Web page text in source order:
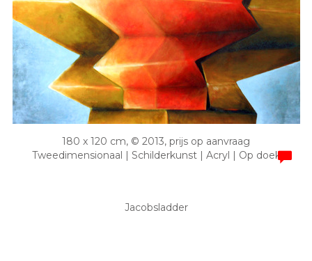
180 x 120 cm, © 2013, prijs op aanvraag
Tweedimensionaal | Schilderkunst | Acryl | Op doek
Jacobsladder